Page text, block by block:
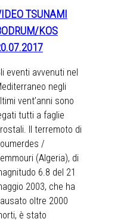
TSUNAMI
KOS
eventi avvenuti nel
negli
vent’anni sono
tutti a faglie
Il terremoto di
/
(Algeria), di
6.8 del 21
2003, che ha
oltre 2000
è stato